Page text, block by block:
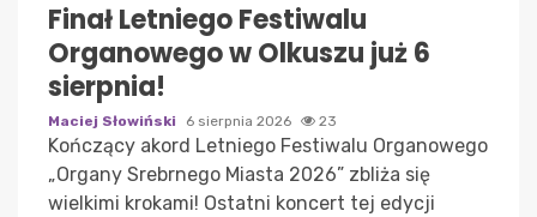
Finał Letniego Festiwalu
Organowego w Olkuszu już 6
sierpnia!
Maciej Słowiński 6 sierpnia 2026 23
Kończący akord Letniego Festiwalu Organowego
„Organy Srebrnego Miasta 2026” zbliża się
wielkimi krokami! Ostatni koncert tej edycji